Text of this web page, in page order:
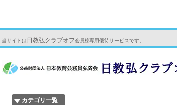
当サイトは 日教弘クラブオフ会員様専用優待サービスです。
カテゴリ一覧